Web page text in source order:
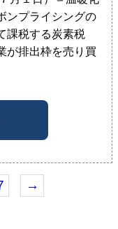
ンプライシングの
課税する炭素税
が排出枠を売り買
→